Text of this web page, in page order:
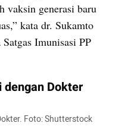
vaksin generasi baru
kata dr. Sukamto
Imunisasi PP
dengan Dokter
Foto: Shutterstock